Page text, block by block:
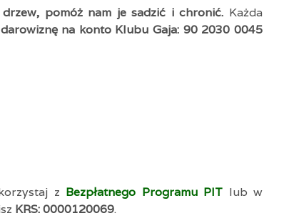
pomóż nam je sadzić i chronić. Każda
na konto Klubu Gaja: 90 2030 0045
z Bezpłatnego Programu PIT lub w
KRS: 0000120069.